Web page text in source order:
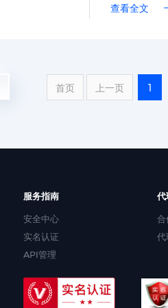
查看全文
首页 上一页 1
服务指南
安全中心
实名认证
API管理
代
合
代